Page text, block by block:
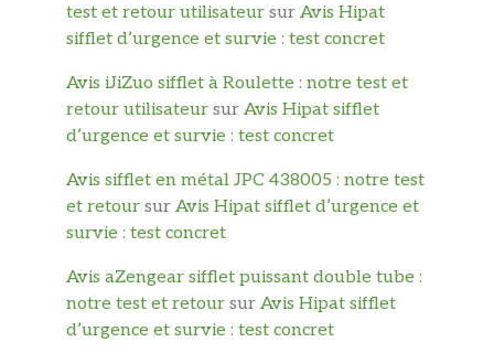
test et retour utilisateur sur Avis Hipat
sifflet d’urgence et survie : test concret
Avis iJiZuo sifflet à Roulette : notre test et
retour utilisateur sur Avis Hipat sifflet
d’urgence et survie : test concret
Avis sifflet en métal JPC 438005 : notre test
et retour sur Avis Hipat sifflet d’urgence et
survie : test concret
Avis aZengear sifflet puissant double tube :
notre test et retour sur Avis Hipat sifflet
d’urgence et survie : test concret